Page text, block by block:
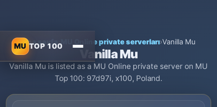
MU TOP 100
Ana sayfa›MU Online private serverları›Vanilla Mu
Vanilla Mu
Vanilla Mu is listed as a MU Online private server on MU
Top 100: 97d97i, x100, Poland.